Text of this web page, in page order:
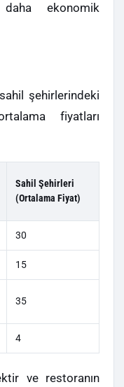
ekonomik
şehirlerindeki
fiyatları
Sahil Şehirleri
(Ortalama Fiyat)
30
15
35
4
ve restoranın